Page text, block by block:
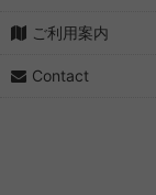
ご利用案内
Contact